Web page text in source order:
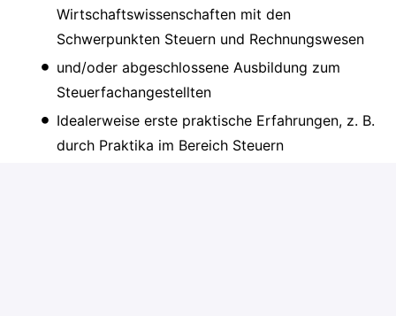
Wirtschaftswissenschaften mit den
Schwerpunkten Steuern und Rechnungswesen
und/oder abgeschlossene Ausbildung zum
Steuerfachangestellten
Idealerweise erste praktische Erfahrungen, z. B.
durch Praktika im Bereich Steuern